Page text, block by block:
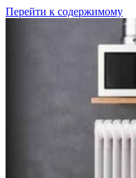
Перейти к содержимому